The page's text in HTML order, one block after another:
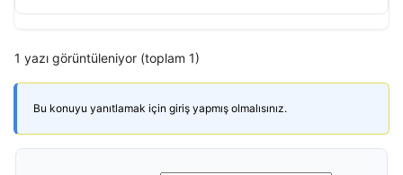
1 yazı görüntüleniyor (toplam 1)
Bu konuyu yanıtlamak için giriş yapmış olmalısınız.